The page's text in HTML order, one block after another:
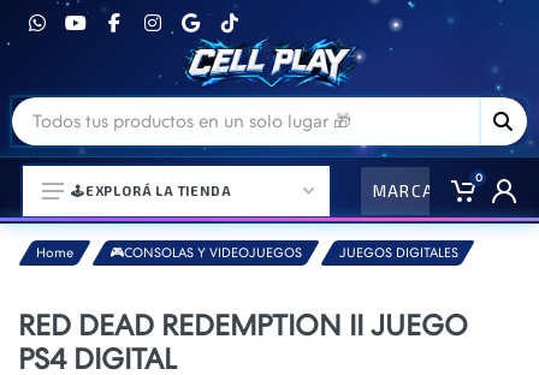
⌚ELECTRONICA Y ACCESORIOS
⛓️ACCESORIOS DE MODA💍
🕹️EXPLORÁ LA TIENDA MARCAS
0
Home 🎮CONSOLAS Y VIDEOJUEGOS JUEGOS DIGITALES
RED DEAD REDEMPTION II JUEGO
PS4 DIGITAL